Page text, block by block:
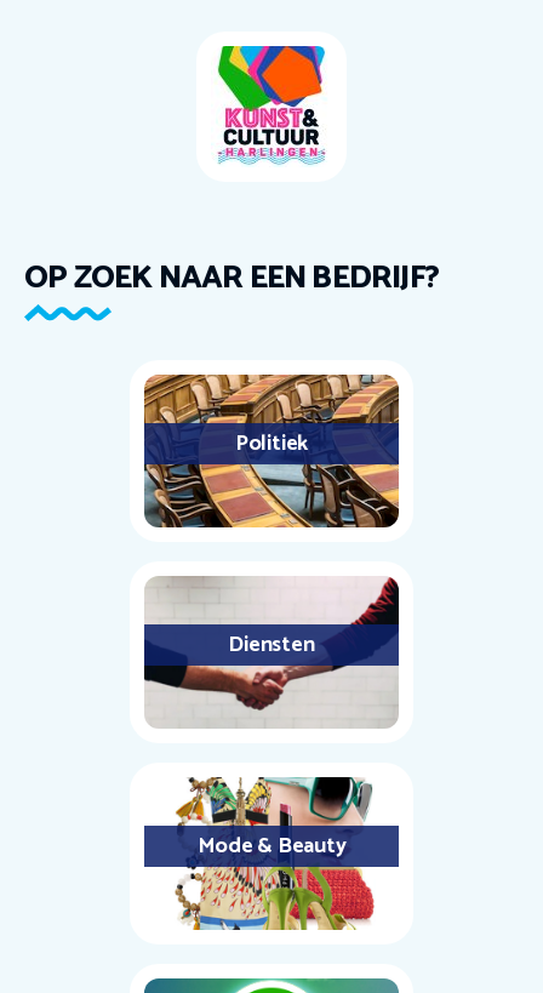
OP ZOEK NAAR EEN BEDRIJF?
Politiek
Diensten
Mode & Beauty